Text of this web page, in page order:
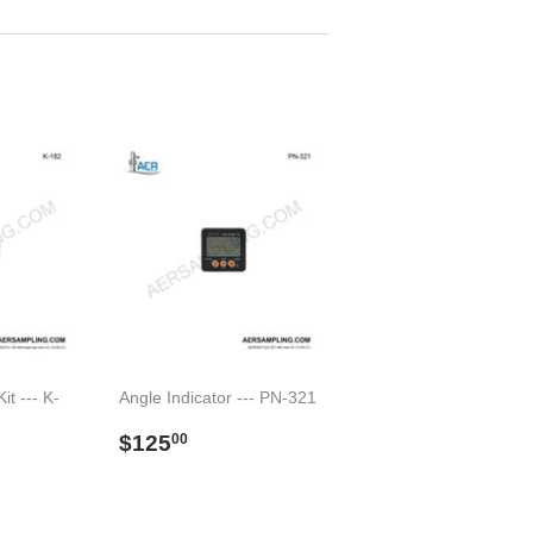
--- K-
Angle Indicator --- PN-321
Preço
$12500